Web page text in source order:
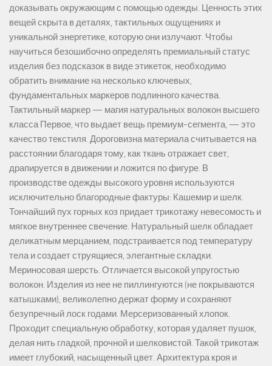
доказывать окружающим с помощью одежды. Ценность этих
вещей скрыта в деталях, тактильных ощущениях и
уникальной энергетике, которую они излучают. Чтобы
научиться безошибочно определять премиальный статус
изделия без подсказок в виде этикеток, необходимо
обратить внимание на несколько ключевых,
фундаментальных маркеров подлинного качества.
Тактильный маркер — магия натуральных волокон высшего
класса Первое, что выдает вещь премиум-сегмента, — это
качество текстиля. Дороговизна материала считывается на
расстоянии благодаря тому, как ткань отражает свет,
драпируется в движении и ложится по фигуре. В
производстве одежды высокого уровня используются
исключительно благородные фактуры: Кашемир и шелк.
Тончайший пух горных коз придает трикотажу невесомость и
мягкое внутреннее свечение. Натуральный шелк обладает
деликатным мерцанием, подстраивается под температуру
тела и создает струящиеся, элегантные складки.
Мериносовая шерсть. Отличается высокой упругостью
волокон. Изделия из нее не пиллингуются (не покрываются
катышками), великолепно держат форму и сохраняют
безупречный лоск годами. Мерсеризованный хлопок.
Проходит специальную обработку, которая удаляет пушок,
делая нить гладкой, прочной и шелковистой. Такой трикотаж
имеет глубокий, насыщенный цвет. Архитектура кроя и